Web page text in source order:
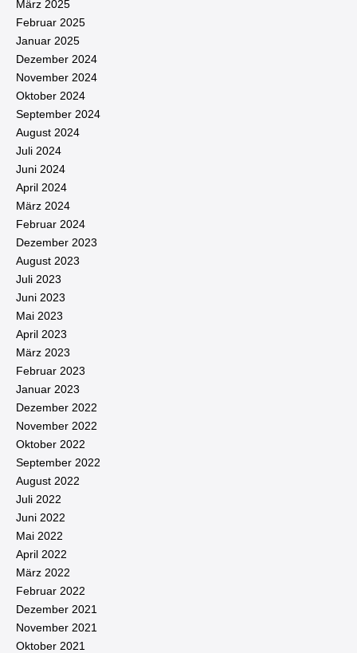
März 2025
Februar 2025
Januar 2025
Dezember 2024
November 2024
Oktober 2024
September 2024
August 2024
Juli 2024
Juni 2024
April 2024
März 2024
Februar 2024
Dezember 2023
August 2023
Juli 2023
Juni 2023
Mai 2023
April 2023
März 2023
Februar 2023
Januar 2023
Dezember 2022
November 2022
Oktober 2022
September 2022
August 2022
Juli 2022
Juni 2022
Mai 2022
April 2022
März 2022
Februar 2022
Dezember 2021
November 2021
Oktober 2021